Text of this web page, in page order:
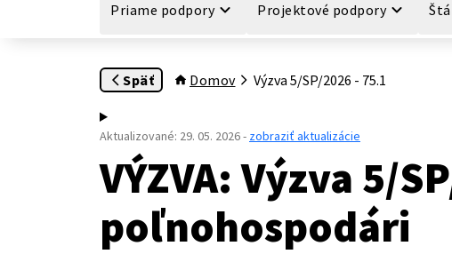
Priame podpory Projektové podpory
Späť Domov Výzva 5/SP/2026 - 75.1
Aktualizované: 29. 05. 2026- zobraziť aktualizácie
VÝZVA: Výzva 5/
poľnohospodári